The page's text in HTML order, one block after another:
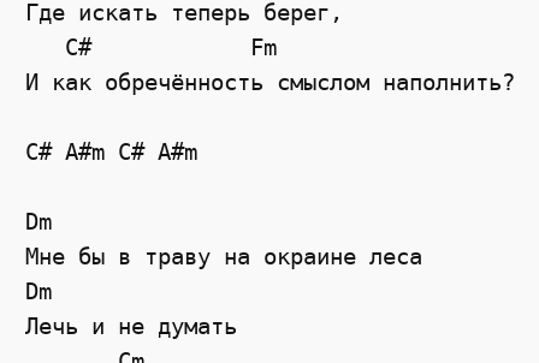
Где искать теперь берег,
   C#            Fm
И как обречённость смыслом наполнить?
C# A#m C# A#m
Dm
Мне бы в траву на окраине леса
Dm
Лечь и не думать